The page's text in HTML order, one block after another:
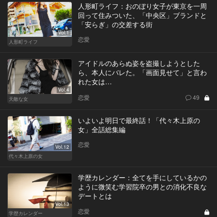
Vol.1
人形町ライフ
人形町ライフ：おのぼり女子が東京を一周
回って住みついた、「中央区」ブランドと
「安らぎ」の交差する街
恋愛
Vol.4
天敵な女
アイドルのあらぬ姿を盗撮しようとした
ら、本人にバレた。「画面見せて」と言わ
れた女は…
恋愛 49
Vol.12
代々木上原の女
いよいよ明日で最終話！「代々木上原の
女」全話総集編
恋愛
Vol.13
学歴カレンダー
学歴カレンダー：全てを手にしているかの
ように微笑む学習院卒の男との消化不良な
デートとは
恋愛